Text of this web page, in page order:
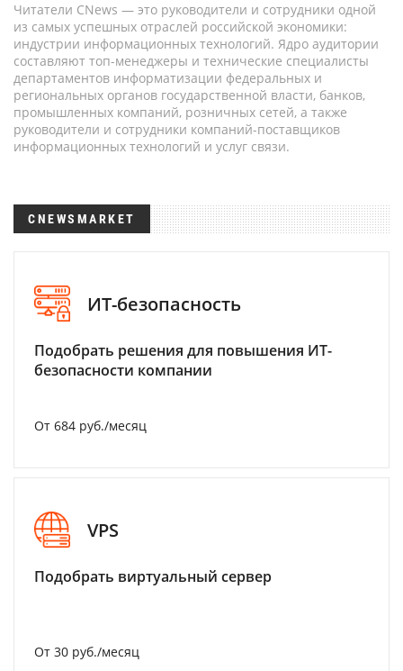
Читатели CNews — это руководители и сотрудники одной
из самых успешных отраслей российской экономики:
индустрии информационных технологий. Ядро аудитории
составляют топ-менеджеры и технические специалисты
департаментов информатизации федеральных и
региональных органов государственной власти, банков,
промышленных компаний, розничных сетей, а также
руководители и сотрудники компаний-поставщиков
информационных технологий и услуг связи.
CNEWSMARKET
ИТ-безопасность
Подобрать решения для повышения ИТ-
безопасности компании
От 684 руб./месяц
VPS
Подобрать виртуальный сервер
От 30 руб./месяц